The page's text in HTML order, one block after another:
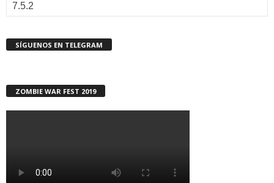
SÍGUENOS EN TELEGRAM
ZOMBIE WAR FEST 2019